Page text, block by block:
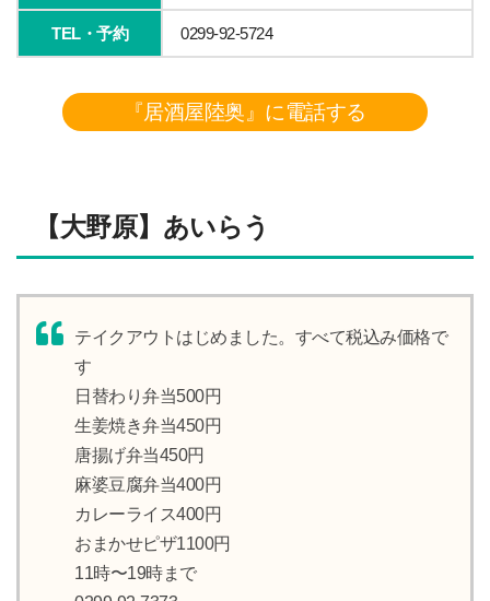
TEL・予約 0299-92-5724
『居酒屋陸奥』に電話する
【大野原】あいらう
テイクアウトはじめました。すべて税込み価格で
す
日替わり弁当500円
生姜焼き弁当450円
唐揚げ弁当450円
麻婆豆腐弁当400円
カレーライス400円
おまかせピザ1100円
11時〜19時まで